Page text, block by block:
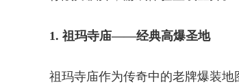
1. 祖玛寺庙——经典高爆圣地
祖玛寺庙作为传奇中的老牌爆装地